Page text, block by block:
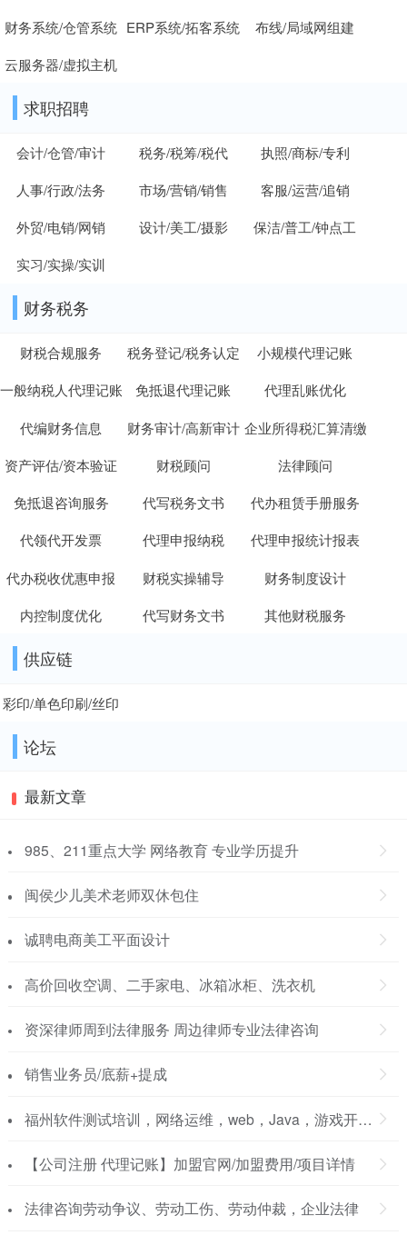
财务系统/仓管系统 ERP系统/拓客系统
布线/局域网组建
云服务器/虚拟主机
求职招聘
会计/仓管/审计 税务/税筹/税代
执照/商标/专利
人事/行政/法务
市场/营销/销售
客服/运营/追销
外贸/电销/网销
设计/美工/摄影
保洁/普工/钟点工
实习/实操/实训
财务税务
财税合规服务 税务登记/税务认定
小规模代理记账
一般纳税人代理记账
免抵退代理记账
代理乱账优化
代编财务信息
财务审计/高新审计 企业所得税汇算清缴
资产评估/资本验证
财税顾问
法律顾问
免抵退咨询服务
代写税务文书
代办租赁手册服务
代领代开发票
代理申报纳税
代理申报统计报表
代办税收优惠申报
财税实操辅导
财务制度设计
内控制度优化
代写财务文书 其他财税服务
供应链
彩印/单色印刷/丝印
论坛
最新文章
985、211重点大学 网络教育 专业学历提升
闽侯少儿美术老师双休包住
诚聘电商美工平面设计
高价回收空调、二手家电、冰箱冰柜、洗衣机
资深律师周到法律服务 周边律师专业法律咨询
销售业务员/底薪+提成
福州软件测试培训，网络运维，web，Java，游戏开发，大数据分析培训
【公司注册 代理记账】加盟官网/加盟费用/项目详情
法律咨询劳动争议、劳动工伤、劳动仲裁，企业法律